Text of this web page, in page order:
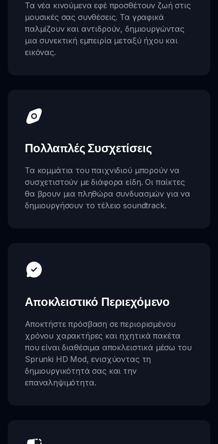
Τα νέα κινούμενα εφέ προσθέτουν ζωή στις
μουσικές σας συνθέσεις. Τα γραφικά
παλμίζουν και αντιδρούν, δημιουργώντας
μια συνεκτική εμπειρία μεταξύ ήχου και
εικόνας.
Πολλαπλές Συσχετίσεις
Τα κομμάτια του παιχνιδιού μπορούν να
συσχετιστούν με διάφορα είδη. Οι παίκτες
θα βρουν μια πληθώρα συνδυασμών για να
δημιουργήσουν το τέλειο soundtrack.
Αποκλειστικό Περιεχόμενο
Αποκτήστε πρόσβαση σε περιορισμένου
χρόνου χαρακτήρες και ηχητικά πακέτα
που είναι διαθέσιμα αποκλειστικά μέσω του
Sprunki HD Mod, ενισχύοντας τη
δημιουργικότητά σας και την
επαναληψιμότητα.